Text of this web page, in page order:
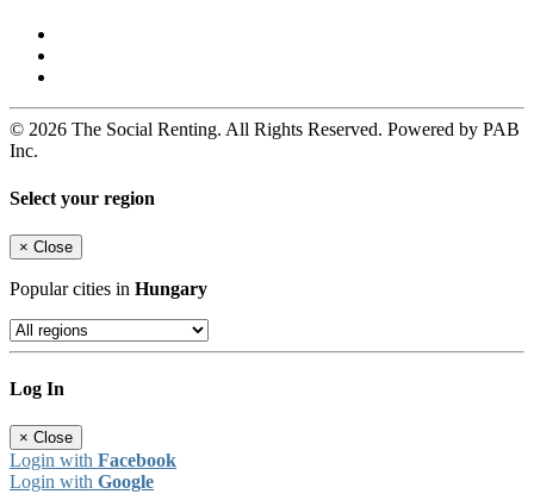
© 2026 The Social Renting. All Rights Reserved. Powered by PAB
Inc.
Select your region
× Close
Popular cities in Hungary
Log In
× Close
Login with Facebook
Login with Google